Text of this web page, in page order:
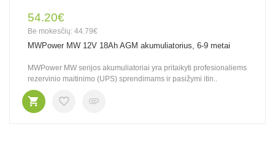
54.20€
Be mokesčių: 44.79€
MWPower MW 12V 18Ah AGM akumuliatorius, 6-9 metai
MWPower MW serijos akumuliatoriai yra pritaikyti profesionaliems
rezervinio maitinimo (UPS) sprendimams ir pasižymi itin..